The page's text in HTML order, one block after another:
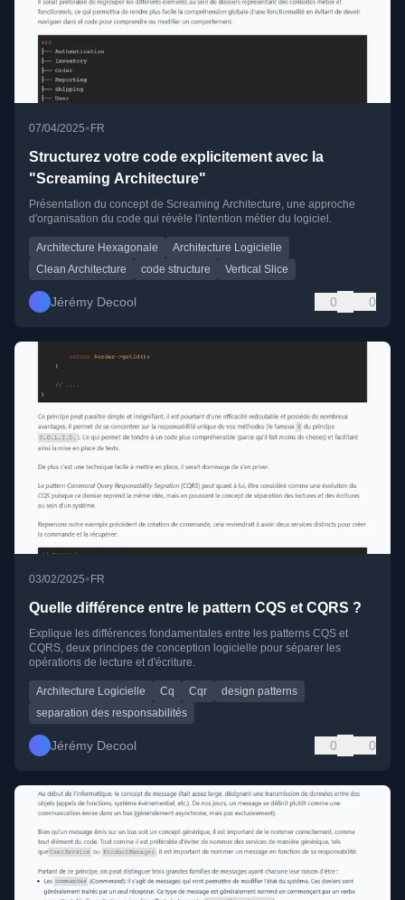
07/04/2025• FR
Structurez votre code explicitement avec la
"Screaming Architecture"
Présentation du concept de Screaming Architecture, une approche
d'organisation du code qui révèle l'intention métier du logiciel.
Architecture Hexagonale
Architecture Logicielle
Clean Architecture
code structure Vertical Slice
Jérémy Decool 0 0
03/02/2025•FR
Quelle différence entre le pattern CQS et CQRS ?
Explique les différences fondamentales entre les patterns CQS et
CQRS, deux principes de conception logicielle pour séparer les
opérations de lecture et d'écriture.
Architecture Logicielle Cq Cqr
design patterns
separation des responsabilités
Jérémy Decool 0 0